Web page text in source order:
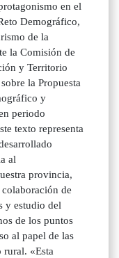
en el
Demográfico,
de la
la Comisión de
y Territorio
la Propuesta
y
periodo
texto representa
al
provincia,
de
y estudio del
de los puntos
al papel de las
rural. «Esta